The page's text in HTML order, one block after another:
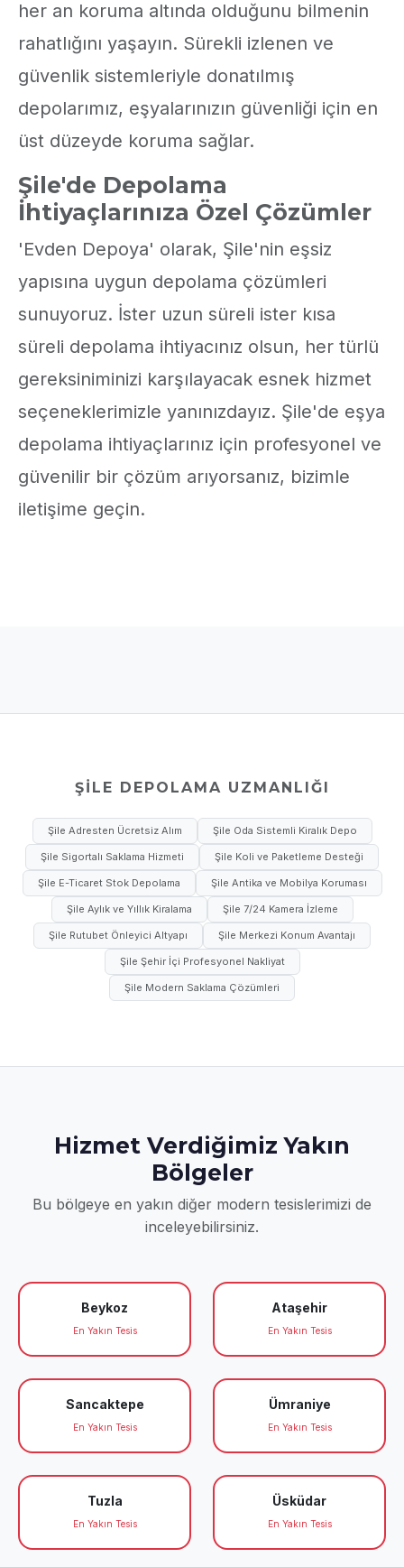
her an koruma altında olduğunu bilmenin
rahatlığını yaşayın. Sürekli izlenen ve
güvenlik sistemleriyle donatılmış
depolarımız, eşyalarınızın güvenliği için en
üst düzeyde koruma sağlar.
Şile'de Depolama
İhtiyaçlarınıza Özel Çözümler
'Evden Depoya' olarak, Şile'nin eşsiz
yapısına uygun depolama çözümleri
sunuyoruz. İster uzun süreli ister kısa
süreli depolama ihtiyacınız olsun, her türlü
gereksiniminizi karşılayacak esnek hizmet
seçeneklerimizle yanınızdayız. Şile'de eşya
depolama ihtiyaçlarınız için profesyonel ve
güvenilir bir çözüm arıyorsanız, bizimle
iletişime geçin.
ŞILE DEPOLAMA UZMANLIĞI
Şile Adresten Ücretsiz Alım Şile Oda Sistemli Kiralık Depo
Şile Sigortalı Saklama Hizmeti Şile Koli ve Paketleme Desteği
Şile E-Ticaret Stok Depolama Şile Antika ve Mobilya Koruması
Şile Aylık ve Yıllık Kiralama Şile 7/24 Kamera İzleme
Şile Rutubet Önleyici Altyapı Şile Merkezi Konum Avantajı
Şile Şehir İçi Profesyonel Nakliyat
Şile Modern Saklama Çözümleri
Hizmet Verdiğimiz Yakın
Bölgeler
Bu bölgeye en yakın diğer modern tesislerimizi de
inceleyebilirsiniz.
Beykoz
En Yakın Tesis
Ataşehir
En Yakın Tesis
Sancaktepe
En Yakın Tesis
Ümraniye
En Yakın Tesis
Tuzla
En Yakın Tesis
Üsküdar
En Yakın Tesis